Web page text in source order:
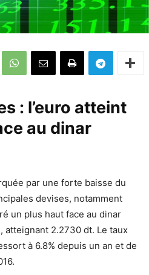
: l’euro atteint
au dinar
par une forte baisse du
devises, notamment
un plus haut face au dinar
atteignant 2.2730 dt. Le taux
à 6.8% depuis un an et de